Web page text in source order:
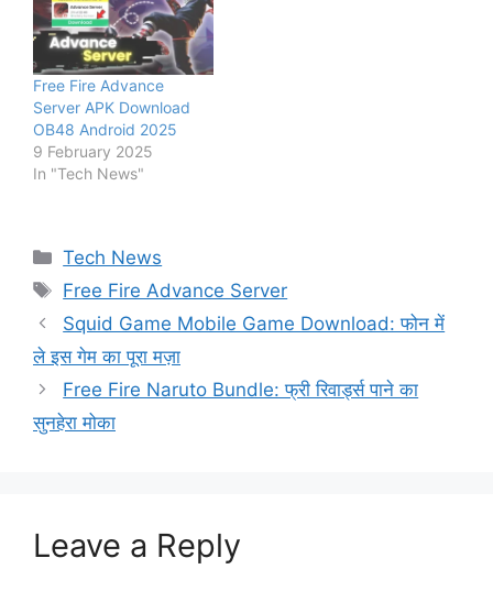
Free Fire Advance
Server APK Download
OB48 Android 2025
9 February 2025
In "Tech News"
Categories
Tech News
Tags
Free Fire Advance Server
Squid Game Mobile Game Download: फोन में
ले इस गेम का पूरा मज़ा
Free Fire Naruto Bundle: फ्री रिवार्ड्स पाने का
सुनहेरा मोका
Leave a Reply